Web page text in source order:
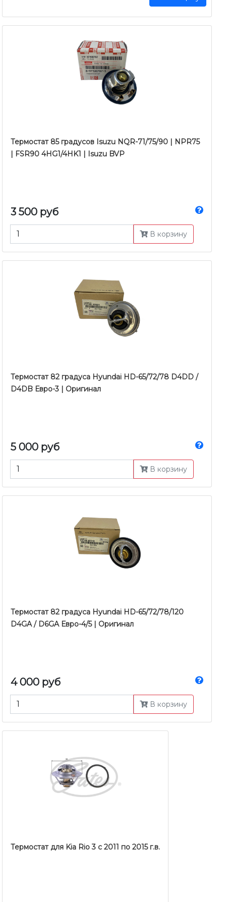
Термостат 85 градусов Isuzu NQR-71/75/90 | NPR75
| FSR90 4HG1/4HK1 | Isuzu BVP
3 500 руб
В корзину
Термостат 82 градуса Hyundai HD-65/72/78 D4DD /
D4DB Евро-3 | Оригинал
5 000 руб
В корзину
Термостат 82 градуса Hyundai HD-65/72/78/120
D4GA / D6GA Евро-4/5 | Оригинал
4 000 руб
В корзину
Термостат для Kia Rio 3 c 2011 по 2015 г.в.